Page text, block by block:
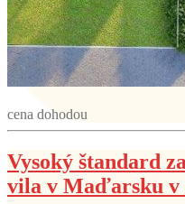
cena dohodou
Vysoký štandard
vila v Maďarsku v